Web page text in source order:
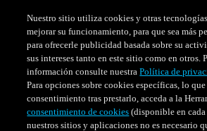
Nuestro sitio utiliza cookies y otras
mejorar su funcionamiento, para que sea más
para ofrecerle publicidad basada sobre su
sus intereses tanto en este sitio como en otros.
información consulte nuestraPolítica de
Para opciones sobre cookies específicas, lo
consentimiento tras prestarlo, acceda a la
consentimiento de cookies (disponible en
nuestros sitios y aplicaciones no es necesario